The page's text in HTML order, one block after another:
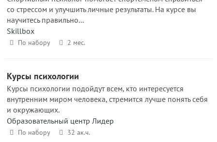
со стрессом и улучшить личные результаты. На курсе вы
научитесь правильно...
Skillbox
По набору 2 мес.
Курсы психологии
Курсы психологии подойдут всем, кто интересуется
внутренним миром человека, стремится лучше понять себя
и окружающих.
Образовательный центр Лидер
По набору 32 ак.ч.